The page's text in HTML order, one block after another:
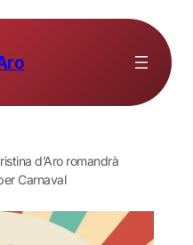
d’Aro romandrà
Carnaval